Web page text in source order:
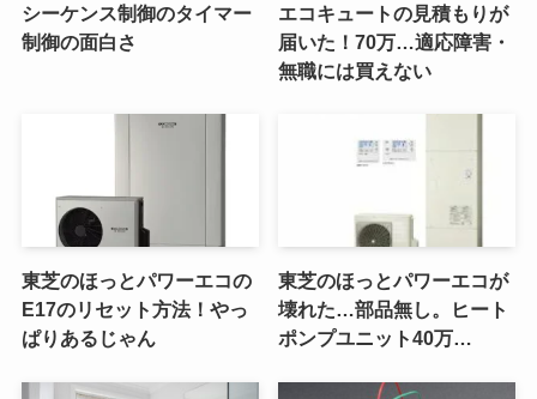
シーケンス制御のタイマー
制御の面白さ
エコキュートの見積もりが
届いた！70万…適応障害・
無職には買えない
東芝のほっとパワーエコの
E17のリセット方法！やっ
ぱりあるじゃん
東芝のほっとパワーエコが
壊れた…部品無し。ヒート
ポンプユニット40万…